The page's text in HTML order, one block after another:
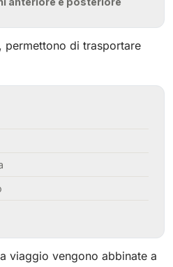
, permettono di trasportare
viaggio vengono abbinate a